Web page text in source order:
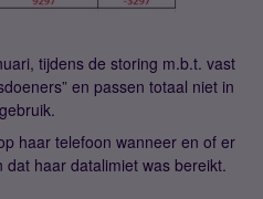
tijdens de storing m.b.t. vast
en passen totaal niet in
haar telefoon wanneer en of er
haar datalimiet was bereikt.